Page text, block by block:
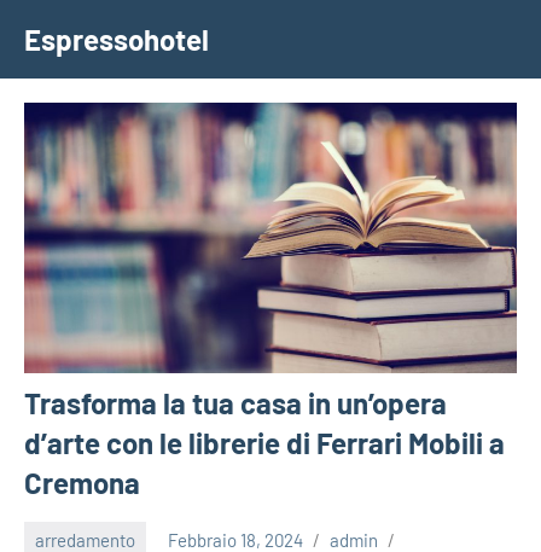
contenuto
Espressohotel
Dove
le
Trovano
Casa
Trasforma la tua casa in un’opera
d’arte con le librerie di Ferrari Mobili a
Cremona
arredamento Febbraio 18, 2024 admin